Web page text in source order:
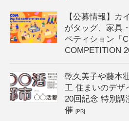
【公募情報】カ
がタッグ、家具
ペティション「
COMPETITION
乾久美子や藤本
工 住まいのデザ
20回記念 特別講
催[PR]